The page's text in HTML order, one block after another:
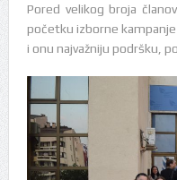
Pored velikog broja
početku izborne kampanje
i onu najvažniju podršku,